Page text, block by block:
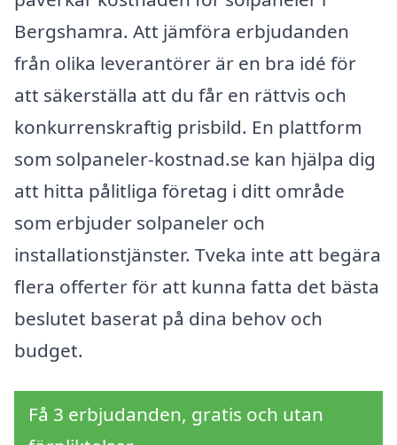
Bergshamra. Att jämföra erbjudanden
från olika leverantörer är en bra idé för
att säkerställa att du får en rättvis och
konkurrenskraftig prisbild. En plattform
som solpaneler-kostnad.se kan hjälpa dig
att hitta pålitliga företag i ditt område
som erbjuder solpaneler och
installationstjänster. Tveka inte att begära
flera offerter för att kunna fatta det bästa
beslutet baserat på dina behov och
budget.
Få 3 erbjudanden, gratis och utan